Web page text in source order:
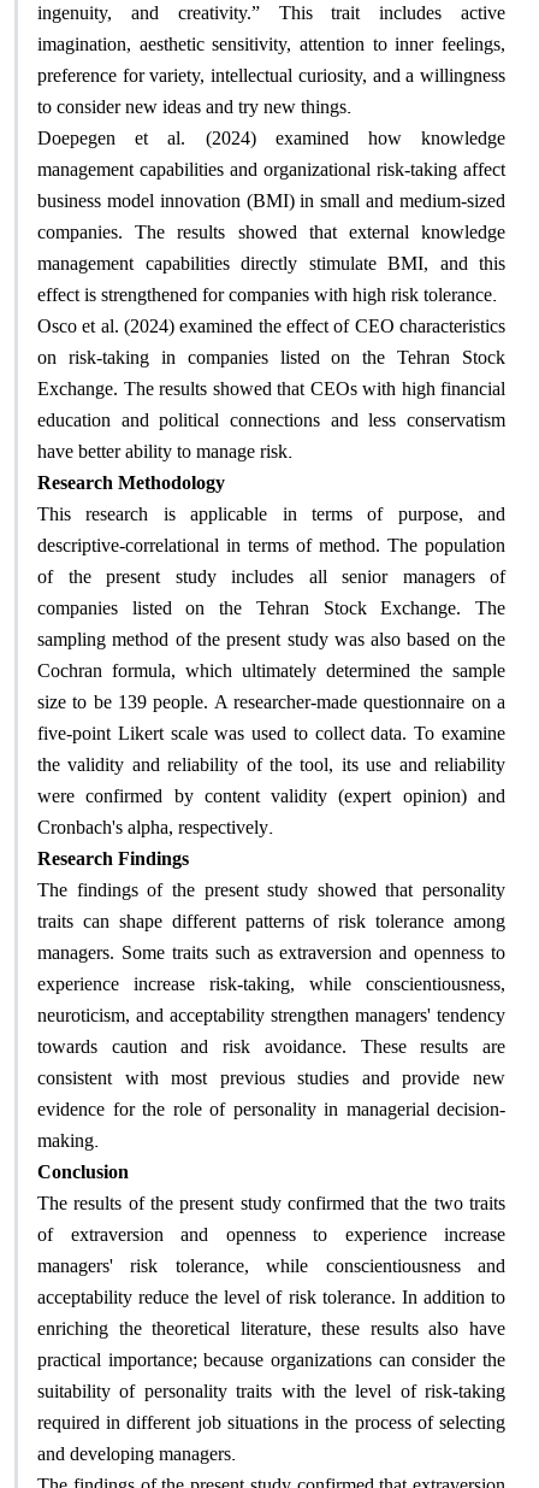
ingenuity, and creativity.” This trait includes active
imagination, aesthetic sensitivity, attention to inner feelings,
preference for variety, intellectual curiosity, and a willingness
to consider new ideas and try new things.
Doepegen et al. (2024) examined how knowledge
management capabilities and organizational risk-taking affect
business model innovation (BMI) in small and medium-sized
companies. The results showed that external knowledge
management capabilities directly stimulate BMI, and this
effect is strengthened for companies with high risk tolerance.
Osco et al. (2024) examined the effect of CEO characteristics
on risk-taking in companies listed on the Tehran Stock
Exchange. The results showed that CEOs with high financial
education and political connections and less conservatism
have better ability to manage risk.
Research Methodology
This research is applicable in terms of purpose, and
descriptive-correlational in terms of method. The population
of the present study includes all senior managers of
companies listed on the Tehran Stock Exchange. The
sampling method of the present study was also based on the
Cochran formula, which ultimately determined the sample
size to be 139 people. A researcher-made questionnaire on a
five-point Likert scale was used to collect data. To examine
the validity and reliability of the tool, its use and reliability
were confirmed by content validity (expert opinion) and
Cronbach's alpha, respectively.
Research Findings
The findings of the present study showed that personality
traits can shape different patterns of risk tolerance among
managers. Some traits such as extraversion and openness to
experience increase risk-taking, while conscientiousness,
neuroticism, and acceptability strengthen managers' tendency
towards caution and risk avoidance. These results are
consistent with most previous studies and provide new
evidence for the role of personality in managerial decision-
making.
Conclusion
The results of the present study confirmed that the two traits
of extraversion and openness to experience increase
managers' risk tolerance, while conscientiousness and
acceptability reduce the level of risk tolerance. In addition to
enriching the theoretical literature, these results also have
practical importance; because organizations can consider the
suitability of personality traits with the level of risk-taking
required in different job situations in the process of selecting
and developing managers.